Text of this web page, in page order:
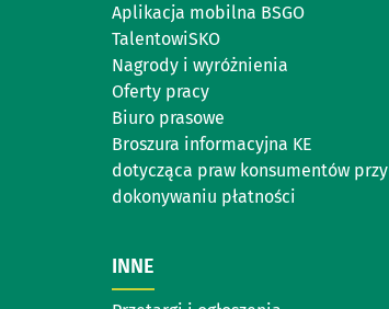
Aplikacja mobilna BSGO
TalentowiSKO
Nagrody i wyróżnienia
Oferty pracy
Biuro prasowe
Broszura informacyjna KE
dotycząca praw konsumentów przy
dokonywaniu płatności
INNE